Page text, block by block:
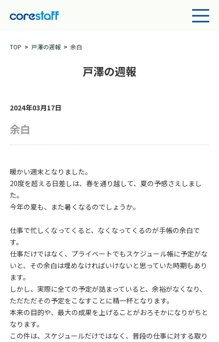
TOP 戸澤の週報 余白
戸澤の週報
2024年03月17日
余白
暖かい週末となりました。
20度を超える日差しは、春を通り越して、夏の予感さえしまし
た。
今年の夏も、また暑くなるのでしょうか。
仕事で忙しくなってくると、なくなってくるのが手帳の余白で
す。
仕事だけではなく、プライベートでもスケジュール帳に予定がな
いと、その余白は埋めなければいけないと思っていた時期もあり
ます。
しかし、実際に全ての予定が詰まっていると、余裕がなくなり、
ただただその予定をこなすことに精一杯となります。
本来の目的や、最大の成果を上げることがおろそかになりがちと
なります。
この件は、スケジュールだけではなく、普段の仕事に対する取り